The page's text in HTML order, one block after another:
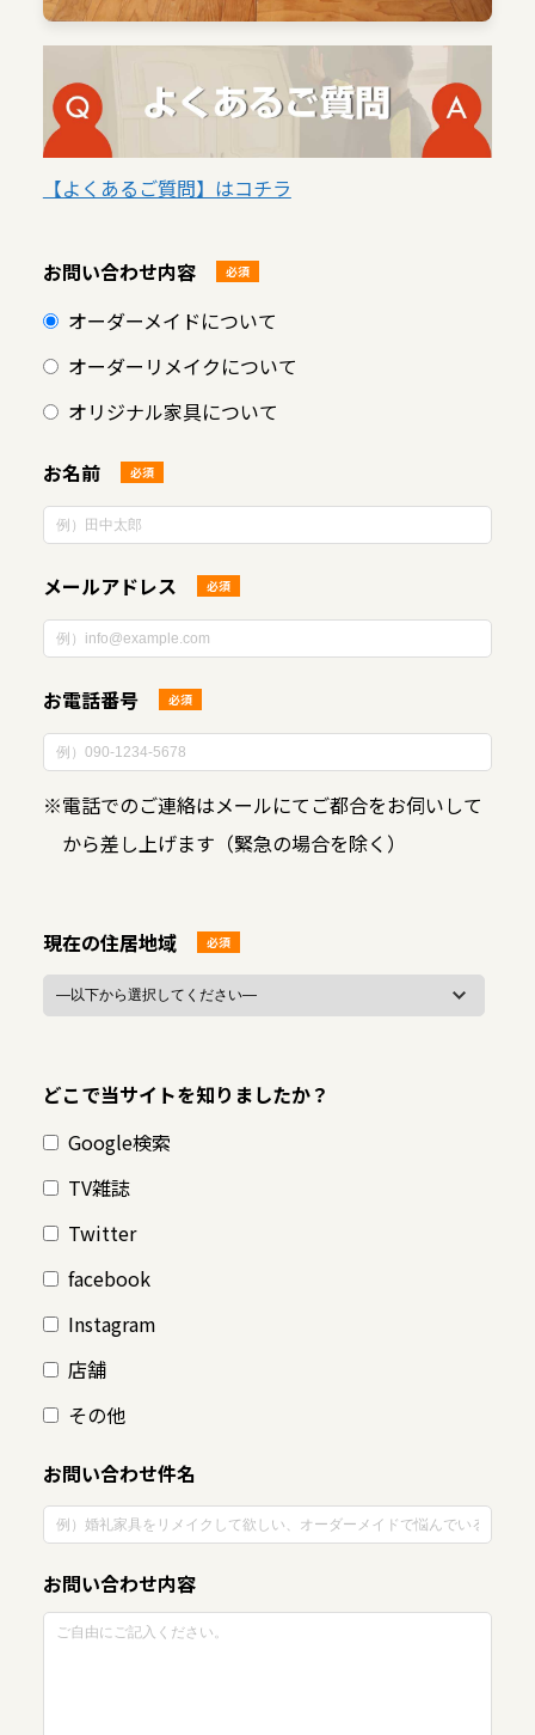
【よくあるご質問】はコチラ
お問い合わせ内容 必須
オーダーメイドについて
オーダーリメイクについて
オリジナル家具について
お名前 必須
メールアドレス 必須
お電話番号 必須
※電話でのご連絡はメールにてご都合をお伺いして
から差し上げます（緊急の場合を除く）
現在の住居地域 必須
どこで当サイトを知りましたか？
Google検索
TV雑誌
Twitter
facebook
Instagram
店舗
その他
お問い合わせ件名
お問い合わせ内容